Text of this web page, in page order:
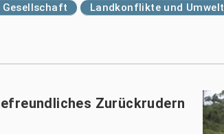
Gesellschaft Landkonflikte und Umwelt
Zurückrudern